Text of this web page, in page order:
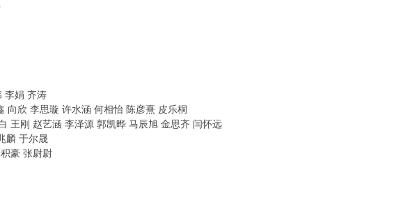
李娟 齐涛
向欣 李思璇 许水涵 何相怡 陈彦熹 皮乐桐
王刚 赵艺涵 李泽源 郭凯晔 马辰旭 金思齐 闫怀远
麟 于尔晟
豪 张尉尉